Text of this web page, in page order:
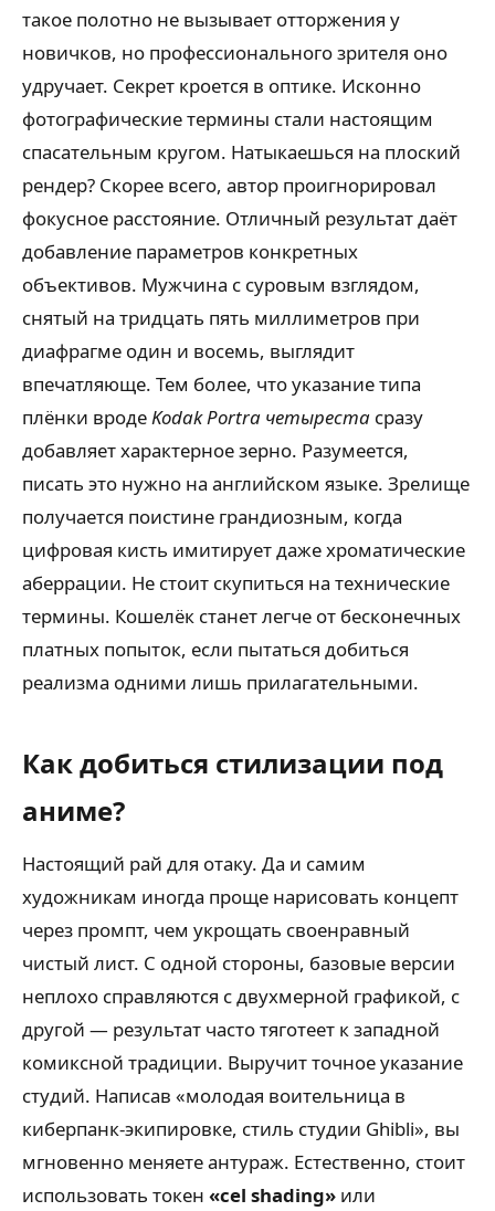
такое полотно не вызывает отторжения у
новичков, но профессионального зрителя оно
удручает. Секрет кроется в оптике. Исконно
фотографические термины стали настоящим
спасательным кругом. Натыкаешься на плоский
рендер? Скорее всего, автор проигнорировал
фокусное расстояние. Отличный результат даёт
добавление параметров конкретных
объективов. Мужчина с суровым взглядом,
снятый на тридцать пять миллиметров при
диафрагме один и восемь, выглядит
впечатляюще. Тем более, что указание типа
плёнки вродеKodak Portra четыреста сразу
добавляет характерное зерно. Разумеется,
писать это нужно на английском языке. Зрелище
получается поистине грандиозным, когда
цифровая кисть имитирует даже хроматические
аберрации. Не стоит скупиться на технические
термины. Кошелёк станет легче от бесконечных
платных попыток, если пытаться добиться
реализма одними лишь прилагательными.
Как добиться стилизации под
аниме?
Настоящий рай для отаку. Да и самим
художникам иногда проще нарисовать концепт
через промпт, чем укрощать своенравный
чистый лист. С одной стороны, базовые версии
неплохо справляются с двухмерной графикой, с
другой — результат часто тяготеет к западной
комиксной традиции. Выручит точное указание
студий. Написав «молодая воительница в
киберпанк-экипировке, стиль студии Ghibli», вы
мгновенно меняете антураж. Естественно, стоит
использовать токен «cel shading» или